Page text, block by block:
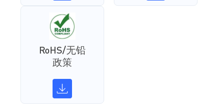
RoHS/无铅
政策